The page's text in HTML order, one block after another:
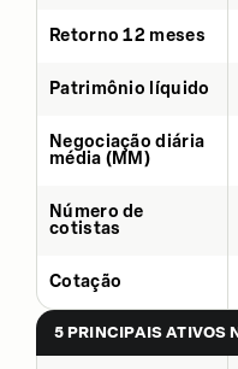
Retorno 12 meses
Patrimônio líquido
Negociação diária
média (MM)
Número de
cotistas
Cotação
5 PRINCIPAIS ATIVOS